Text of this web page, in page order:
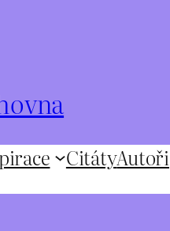
CitátyAutoři